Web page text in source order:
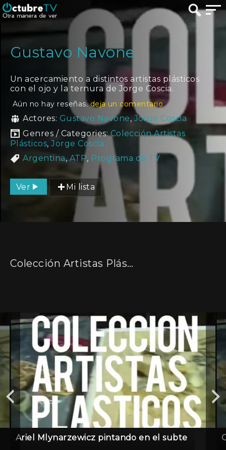
Gustavo Navone
Un acercamiento a distintos artistas plásticos
con el ojo y la ternura de Jorge Coscia.
Aún no hay reseñas.deja un comentario
Actores: Gustavo Navone,Jorge Coscia
Genres / Categories:Colección Artistas
Plásticos,Jorge Coscia
Argentina, ATP, Programa de TV
Ver Mi lista
Colección Artistas Plásticos
Ariel Mlynarzewicz pintando en el subte